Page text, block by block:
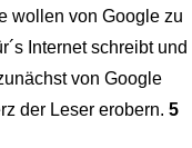
wollen von Google zu
Internet schreibt und
von Google
der Leser erobern. 5